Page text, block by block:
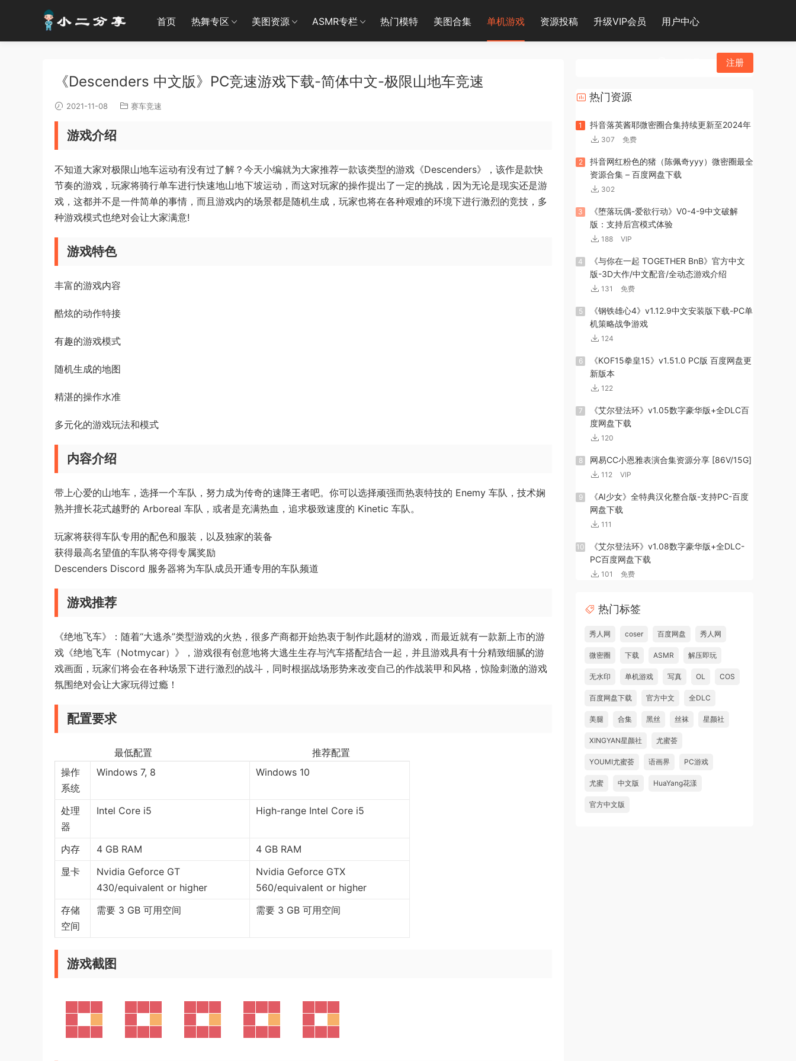
首页 热舞专区 美图资源 ASMR专栏 热门模特 美图合集 单机游戏 资源投稿 升级VIP会员 用户中心
注册
《Descenders 中文版》PC竞速游戏下载-简体中文-极限山地车竞速
2021-11-08 赛车竞速
游戏介绍
不知道大家对极限山地车运动有没有过了解？今天小编就为大家推荐一款该类型的游戏《Descenders》，该作是款快
节奏的游戏，玩家将骑行单车进行快速地山地下坡运动，而这对玩家的操作提出了一定的挑战，因为无论是现实还是游
戏，这都并不是一件简单的事情，而且游戏内的场景都是随机生成，玩家也将在各种艰难的环境下进行激烈的竞技，多
种游戏模式也绝对会让大家满意!
游戏特色
丰富的游戏内容
酷炫的动作特接
有趣的游戏模式
随机生成的地图
精湛的操作水准
多元化的游戏玩法和模式
内容介绍
带上心爱的山地车，选择一个车队，努力成为传奇的速降王者吧。你可以选择顽强而热衷特技的 Enemy 车队，技术娴
熟并擅长花式越野的 Arboreal 车队，或者是充满热血，追求极致速度的 Kinetic 车队。
玩家将获得车队专用的配色和服装，以及独家的装备
获得最高名望值的车队将夺得专属奖励
Descenders Discord 服务器将为车队成员开通专用的车队频道
游戏推荐
《绝地飞车》：随着“大逃杀”类型游戏的火热，很多产商都开始热衷于制作此题材的游戏，而最近就有一款新上市的游
戏《绝地飞车（Notmycar）》，游戏很有创意地将大逃生生存与汽车搭配结合一起，并且游戏具有十分精致细腻的游
戏画面，玩家们将会在各种场景下进行激烈的战斗，同时根据战场形势来改变自己的作战装甲和风格，惊险刺激的游戏
氛围绝对会让大家玩得过瘾！
配置要求
最低配置 推荐配置
操作
系统
Windows 7, 8 Windows 10
处理
器
Intel Core i5 High-range Intel Core i5
内存 4 GB RAM
4 GB RAM
显卡
Nvidia Geforce GT
430/equivalent or higher
Nvidia Geforce GTX
560/equivalent or higher
存储
空间
需要 3 GB 可用空间 需要 3 GB 可用空间
游戏截图
热门资源
1 抖音落英酱耶微密圈合集持续更新至2024年
307 免费
2
抖音网红粉色的猪（陈佩奇yyy）微密圈最全
资源合集 – 百度网盘下载
302
3
《堕落玩偶-爱欲行动》V0-4-9中文破解
版：支持后宫模式体验
188 VIP
4
《与你在一起 TOGETHER BnB》官方中文
版-3D大作/中文配音/全动态游戏介绍
131 免费
5
《钢铁雄心4》v1.12.9中文安装版下载-PC单
机策略战争游戏
124
6
《KOF15拳皇15》v1.51.0 PC版 百度网盘更
新版本
122
7
《艾尔登法环》v1.05数字豪华版+全DLC百
度网盘下载
120
8 网易CC小恩雅表演合集资源分享 [86V/15G]
112 VIP
9
《AI少女》全特典汉化整合版-支持PC-百度
网盘下载
111
10
《艾尔登法环》v1.08数字豪华版+全DLC-
PC百度网盘下载
101 免费
热门标签
秀人网 coser 百度网盘 秀人网
微密圈 下载 ASMR 解压即玩
无水印 单机游戏 写真 OL COS
百度网盘下载 官方中文 全DLC
美腿 合集 黑丝 丝袜 星颜社
XINGYAN星颜社 尤蜜荟
YOUMI尤蜜荟 语画界 PC游戏
尤蜜 中文版 HuaYang花漾
官方中文版